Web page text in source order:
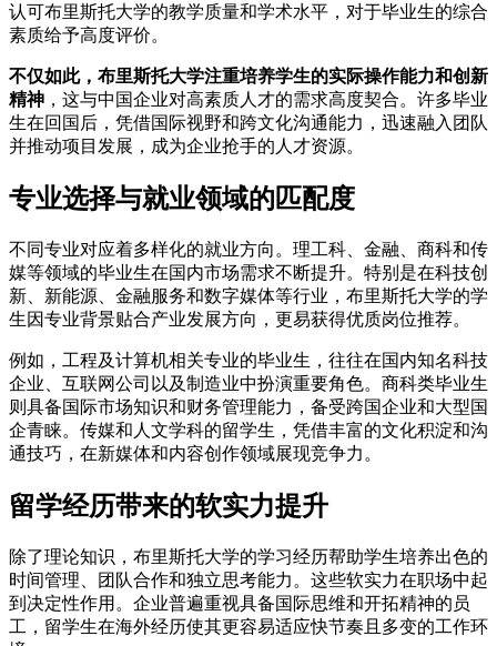
认可布里斯托大学的教学质量和学术水平，对于毕业生的综合
素质给予高度评价。
不仅如此，布里斯托大学注重培养学生的实际操作能力和创新
精神 ，这与中国企业对高素质人才的需求高度契合。许多毕业
生在回国后，凭借国际视野和跨文化沟通能力，迅速融入团队
并推动项目发展，成为企业抢手的人才资源。
专业选择与就业领域的匹配度
不同专业对应着多样化的就业方向。理工科、金融、商科和传
媒等领域的毕业生在国内市场需求不断提升。特别是在科技创
新、新能源、金融服务和数字媒体等行业，布里斯托大学的学
生因专业背景贴合产业发展方向，更易获得优质岗位推荐。
例如，工程及计算机相关专业的毕业生，往往在国内知名科技
企业、互联网公司以及制造业中扮演重要角色。商科类毕业生
则具备国际市场知识和财务管理能力，备受跨国企业和大型国
企青睐。传媒和人文学科的留学生，凭借丰富的文化积淀和沟
通技巧，在新媒体和内容创作领域展现竞争力。
留学经历带来的软实力提升
除了理论知识，布里斯托大学的学习经历帮助学生培养出色的
时间管理、团队合作和独立思考能力。这些软实力在职场中起
到决定性作用。企业普遍重视具备国际思维和开拓精神的员
工，留学生在海外经历使其更容易适应快节奏且多变的工作环